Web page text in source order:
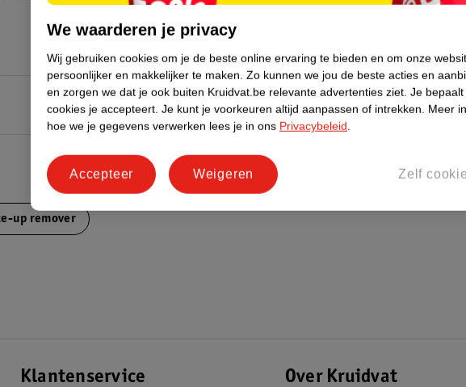
up remover
Klantenservice Over Kruidvat
We waarderen je privacy
Wij gebruiken cookies om je de beste online ervaring te bieden en om onze
persoonlijker en makkelijker te maken. Zo kunnen we jou de beste acties en
en zorgen we dat je ook buiten Kruidvat.be relevante advertenties ziet. Je
cookies je accepteert. Je kunt je voorkeuren altijd aanpassen of intrekken. Meer
hoe we je gegevens verwerken lees je in ons Privacybeleid.
Zelf
Weigeren
Accepteer